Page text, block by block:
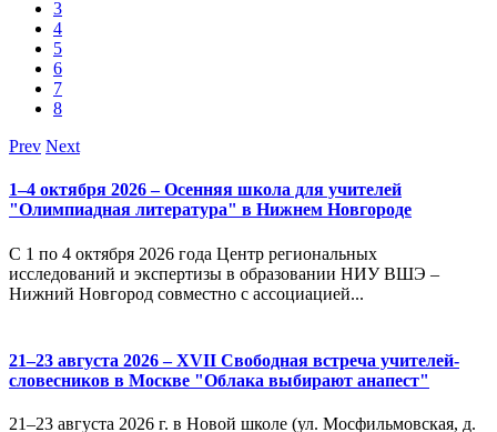
3
4
5
6
7
8
Prev Next
1–4 октября 2026 – Осенняя школа для учителей
"Олимпиадная литература" в Нижнем Новгороде
С 1 по 4 октября 2026 года Центр региональных
исследований и экспертизы в образовании НИУ ВШЭ –
Нижний Новгород совместно с ассоциацией...
21–23 августа 2026 – XVII Свободная встреча учителей-
словесников в Москве "Облака выбирают анапест"
21–23 августа 2026 г. в Новой школе (ул. Мосфильмовская, д.